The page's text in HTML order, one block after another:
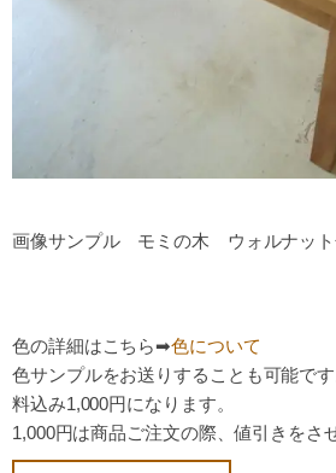
画像サンプル モミの木 ウォルナッ
色の詳細はこちら➡色について
色サンプルをお送りすることも可能で
料込み1,000円になります。
1,000円は商品ご注文の際、値引きをさ